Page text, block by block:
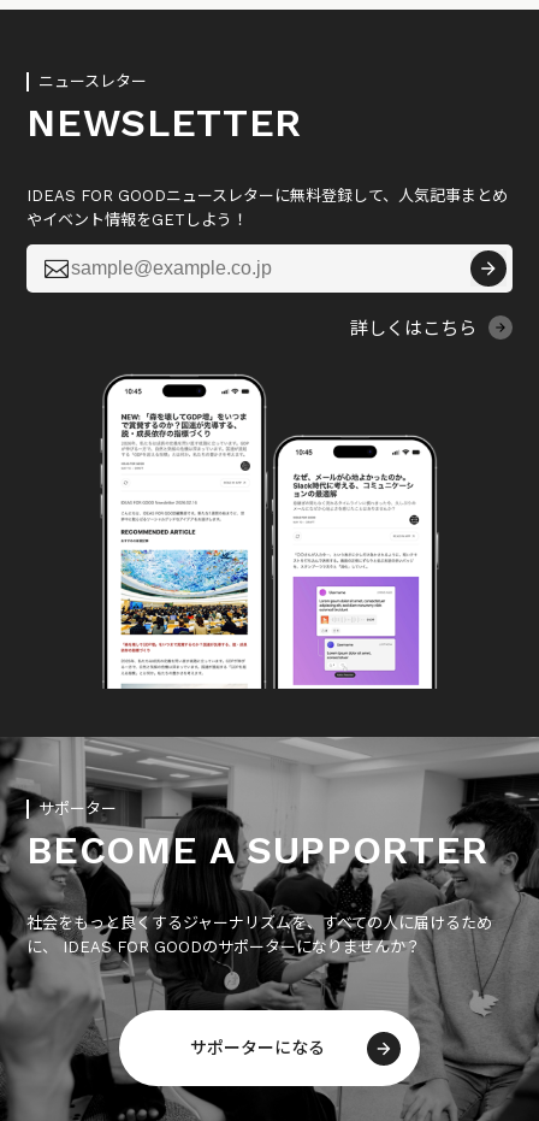
ニュースレター
NEWSLETTER
IDEAS FOR GOODニュースレターに無料登録して、人気記事まとめ
やイベント情報をGETしよう！

詳しくはこちら
サポーター
BECOME A SUPPORTER
社会をもっと良くするジャーナリズムを、すべての人に届けるため
に、 IDEAS FOR GOODのサポーターになりませんか？
サポーターになる